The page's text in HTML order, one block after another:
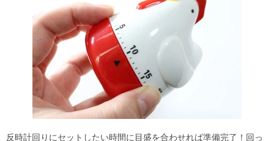
反時計回りにセットしたい時間に目盛を合わせれば準備完了！回っ